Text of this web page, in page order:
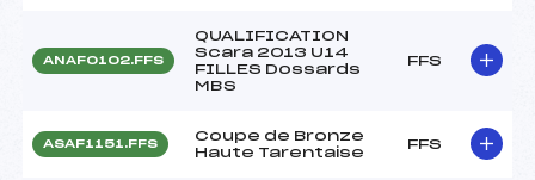
ANAF0102.FFS
QUALIFICATION
Scara 2013 U14
FILLES Dossards
MBS
FFS
ASAF1151.FFS
Coupe de Bronze
Haute Tarentaise
FFS